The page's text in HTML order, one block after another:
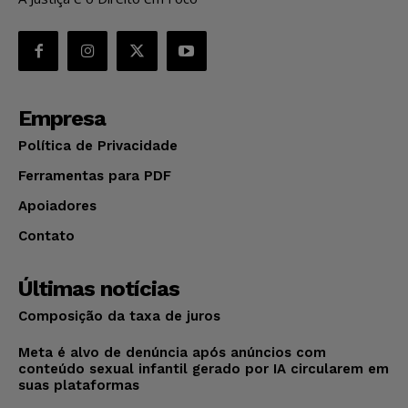
Empresa
Política de Privacidade
Ferramentas para PDF
Apoiadores
Contato
Últimas notícias
Composição da taxa de juros
Meta é alvo de denúncia após anúncios com
conteúdo sexual infantil gerado por IA circularem em
suas plataformas